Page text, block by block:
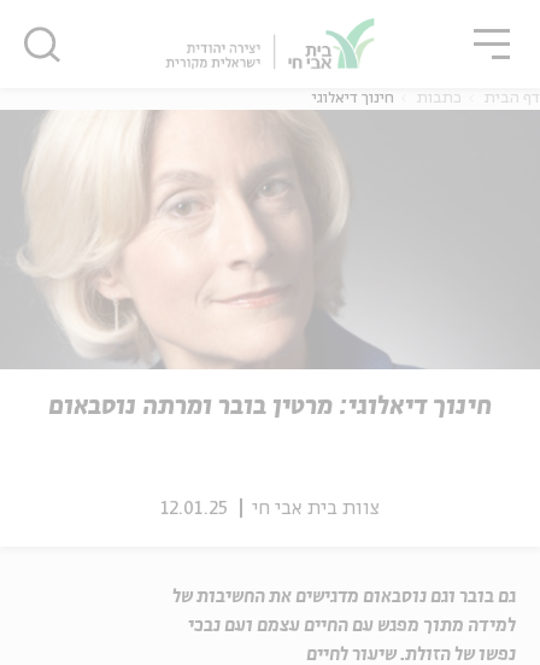
אנגלית
דף הבית כתבות חינוך דיאלוגי
חינוך דיאלוגי: מרטין בובר ומרתה נוסבאום
צוות בית אבי חי 12.01.25
גם בובר וגם נוסבאום מדגישים את החשיבות של
למידה מתוך מפגש עם החיים עצמם ועם נבכי
נפשו של הזולת. שיעור לחיים
סגור